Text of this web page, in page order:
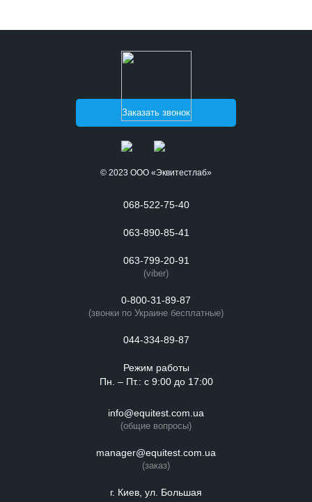
Заказать звонок
© 2023 ООО «Эквитестлаб»
068-522-75-40
063-890-85-41
063-799-20-91
(viber)
0-800-31-89-87
(звонки по Украине бесплатные)
044-334-89-87
Режим работы
Пн. – Пт.: с 9:00 до 17:00
info@equitest.com.ua
(общие вопросы)
manager@equitest.com.ua
(заказ)
г. Киев, ул. Большая